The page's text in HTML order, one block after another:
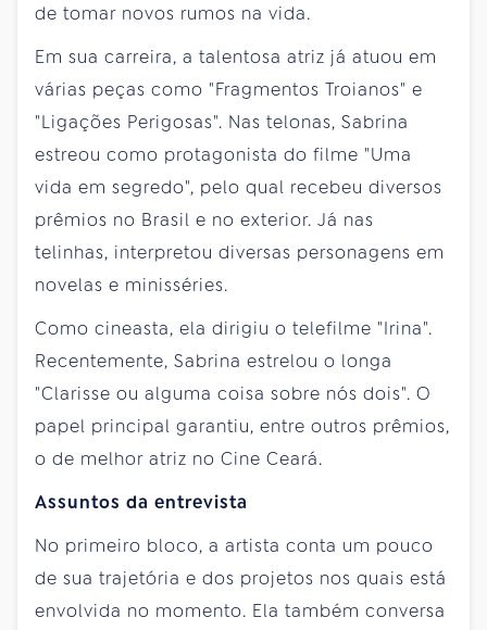
de tomar novos rumos na vida.
Em sua carreira, a talentosa atriz já atuou em
várias peças como "Fragmentos Troianos" e
"Ligações Perigosas". Nas telonas, Sabrina
estreou como protagonista do filme "Uma
vida em segredo", pelo qual recebeu diversos
prêmios no Brasil e no exterior. Já nas
telinhas, interpretou diversas personagens em
novelas e minisséries.
Como cineasta, ela dirigiu o telefilme "Irina".
Recentemente, Sabrina estrelou o longa
"Clarisse ou alguma coisa sobre nós dois". O
papel principal garantiu, entre outros prêmios,
o de melhor atriz no Cine Ceará.
Assuntos da entrevista
No primeiro bloco, a artista conta um pouco
de sua trajetória e dos projetos nos quais está
envolvida no momento. Ela também conversa